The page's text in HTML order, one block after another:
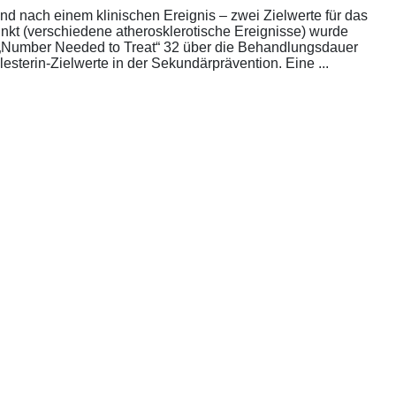
nach einem klinischen Ereignis – zwei Zielwerte für das
(verschiedene atherosklerotische Ereignisse) wurde
Needed to Treat“ 32 über die Behandlungsdauer
Zielwerte in der Sekundärprävention. Eine ...